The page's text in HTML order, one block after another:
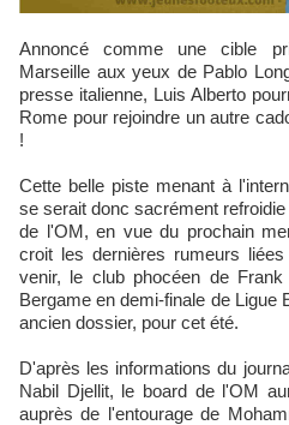
Annoncé comme une cible prioritaire de l'Olympique de
Marseille aux yeux de Pablo
presse italienne, Luis Alberto
Rome pour rejoindre un autre
!
Cette belle piste menant à
se serait donc sacrément
de l'OM, en vue du prochain
croit les dernières rumeurs
venir, le club phocéen de
Bergame en demi-finale de Ligue
ancien dossier, pour cet été.
D'après les informations du
Nabil Djellit, le board de l'OM
auprès de l'entourage de